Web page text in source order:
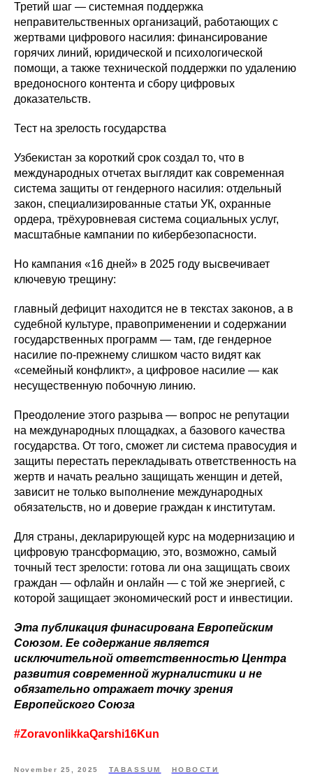
Третий шаг — системная поддержка
неправительственных организаций, работающих с
жертвами цифрового насилия: финансирование
горячих линий, юридической и психологической
помощи, а также технической поддержки по удалению
вредоносного контента и сбору цифровых
доказательств.
Тест на зрелость государства
Узбекистан за короткий срок создал то, что в
международных отчетах выглядит как современная
система защиты от гендерного насилия: отдельный
закон, специализированные статьи УК, охранные
ордера, трёхуровневая система социальных услуг,
масштабные кампании по кибербезопасности.
Но кампания «16 дней» в 2025 году высвечивает
ключевую трещину:
главный дефицит находится не в текстах законов, а в
судебной культуре, правоприменении и содержании
государственных программ — там, где гендерное
насилие по-прежнему слишком часто видят как
«семейный конфликт», а цифровое насилие — как
несущественную побочную линию.
Преодоление этого разрыва — вопрос не репутации
на международных площадках, а базового качества
государства. От того, сможет ли система правосудия и
защиты перестать перекладывать ответственность на
жертв и начать реально защищать женщин и детей,
зависит не только выполнение международных
обязательств, но и доверие граждан к институтам.
Для страны, декларирующей курс на модернизацию и
цифровую трансформацию, это, возможно, самый
точный тест зрелости: готова ли она защищать своих
граждан — офлайн и онлайн — с той же энергией, с
которой защищает экономический рост и инвестиции.
Эта публикация финасирована Европейским
Союзом. Ее содержание является
исключительной ответственностью Центра
развития современной журналистики и не
обязательно отражает точку зрения
Европейского Союза
#ZoravonlikkaQarshi16Kun
November 25, 2025 TABASSUM НОВОСТИ